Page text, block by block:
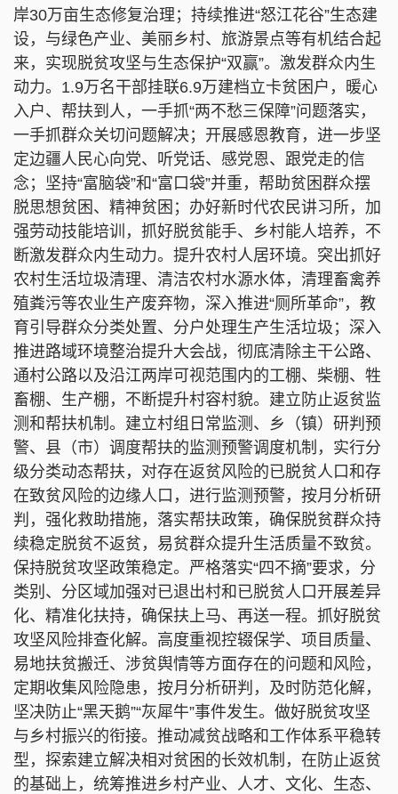
岸30万亩生态修复治理；持续推进“怒江花谷”生态建
设，与绿色产业、美丽乡村、旅游景点等有机结合起
来，实现脱贫攻坚与生态保护“双赢”。激发群众内生
动力。1.9万名干部挂联6.9万建档立卡贫困户，暖心
入户、帮扶到人，一手抓“两不愁三保障”问题落实，
一手抓群众关切问题解决；开展感恩教育，进一步坚
定边疆人民心向党、听党话、感党恩、跟党走的信
念；坚持“富脑袋”和“富口袋”并重，帮助贫困群众摆
脱思想贫困、精神贫困；办好新时代农民讲习所，加
强劳动技能培训，抓好脱贫能手、乡村能人培养，不
断激发群众内生动力。提升农村人居环境。突出抓好
农村生活垃圾清理、清洁农村水源水体，清理畜禽养
殖粪污等农业生产废弃物，深入推进“厕所革命”，教
育引导群众分类处置、分户处理生产生活垃圾；深入
推进路域环境整治提升大会战，彻底清除主干公路、
通村公路以及沿江两岸可视范围内的工棚、柴棚、牲
畜棚、生产棚，不断提升村容村貌。建立防止返贫监
测和帮扶机制。建立村组日常监测、乡（镇）研判预
警、县（市）调度帮扶的监测预警调度机制，实行分
级分类动态帮扶，对存在返贫风险的已脱贫人口和存
在致贫风险的边缘人口，进行监测预警，按月分析研
判，强化救助措施，落实帮扶政策，确保脱贫群众持
续稳定脱贫不返贫，易贫群众提升生活质量不致贫。
保持脱贫攻坚政策稳定。严格落实“四不摘”要求，分
类别、分区域加强对已退出村和已脱贫人口开展差异
化、精准化扶持，确保扶上马、再送一程。抓好脱贫
攻坚风险排查化解。高度重视控辍保学、项目质量、
易地扶贫搬迁、涉贫舆情等方面存在的问题和风险，
定期收集风险隐患，按月分析研判，及时防范化解，
坚决防止“黑天鹅”“灰犀牛”事件发生。做好脱贫攻坚
与乡村振兴的衔接。推动减贫战略和工作体系平稳转
型，探索建立解决相对贫困的长效机制，在防止返贫
的基础上，统筹推进乡村产业、人才、文化、生态、